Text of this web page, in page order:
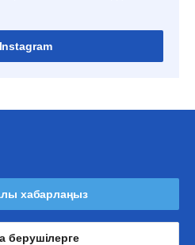
хабарлаңыз
берушілерге